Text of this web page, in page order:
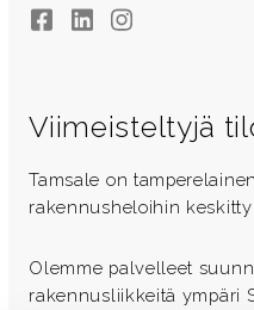
FacebookLinkedInInstagram
Viimeisteltyjä
Tamsale on
rakennusheloihin
Olemme palvelleet
rakennusliikkeitä ympäri